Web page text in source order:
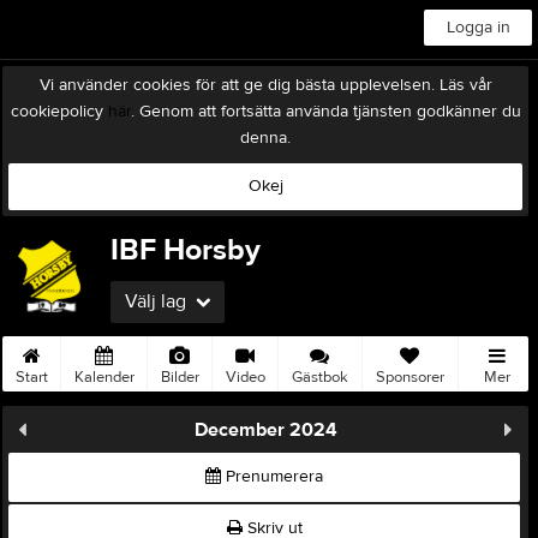
Logga in
Vi använder cookies för att ge dig bästa upplevelsen. Läs vår
cookiepolicy här. Genom att fortsätta använda tjänsten godkänner du
denna.
Okej
IBF Horsby
Välj lag
Start Kalender Bilder Video Gästbok Sponsorer Mer
December 2024
Prenumerera
Skriv ut